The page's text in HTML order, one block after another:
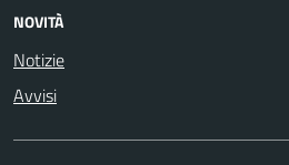
NOVITÀ
Notizie
Avvisi